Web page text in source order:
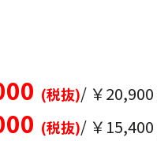
(税抜)/ ￥20,900
(税抜)/ ￥15,400